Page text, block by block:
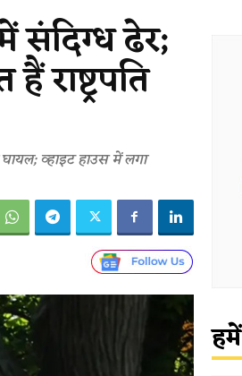
संदिग्ध ढेर;
घायल; व्हाइट हाउस में लगा